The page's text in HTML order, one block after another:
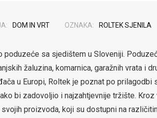
DOM IN VRT OZNAKA: ROLTEK SJENILA
sa sjedištem u Sloveniji.
žaluzina, komarnica, garažnih vrata i
u Europi, Roltek je poznat po prilagodbi
bi zadovoljio i najzahtjevnije tržište.
proizvoda, koji su dostupni na